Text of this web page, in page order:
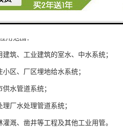
用范围：
建筑、工业建筑的室水、中水系统；
小区、厂区埋地给水系统；
供水管道系统；
理厂水处理管道系统；
灌溉、凿井等工程及其他工业用管。